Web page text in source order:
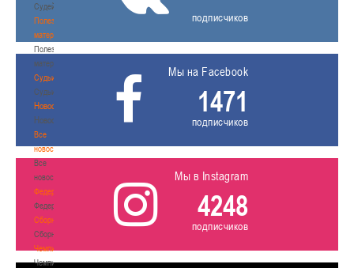
Судейство
Полезные
материалы
Полезные
материалы
Судьи
Судьи
Новости
Новости
Все
новости
Все
новости
Федерация
Федерация
Сборные
Сборные
Чемпионат
Чемпионат
подписчиков
Мы на Facebook
1471
подписчиков
Мы в Instagram
4248
подписчиков